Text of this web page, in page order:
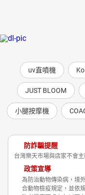
uv直噴機
JUST BLOOM
小腿按摩機
防詐騙提醒
台灣樂天市場與店家不會
政策宣導
為防治動物傳染病，境
合動物檢疫規定，並依